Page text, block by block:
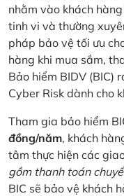
nhằm vào khách
tinh vi và thường
pháp bảo vệ tối ưu
hàng khi mua sắm,
Bảo hiểm BIDV (BIC)
Cyber Risk dành cho
Tham gia bảo hiểm
đồng/năm, khách
tâm thực hiện các
gồm thanh toán
BIC sẽ bảo vệ khách